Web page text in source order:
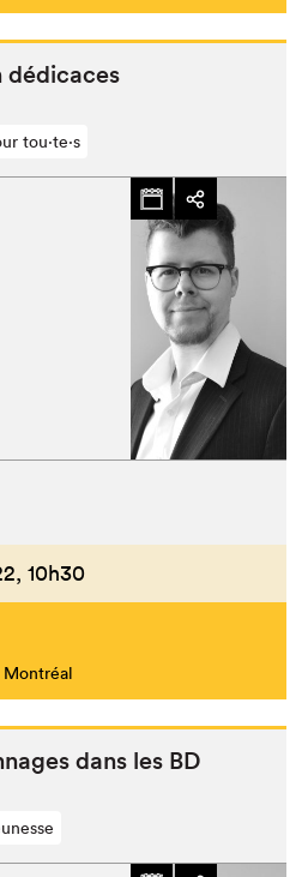
dédicaces
tou⋅te⋅s
10h30
Montréal
dans les BD